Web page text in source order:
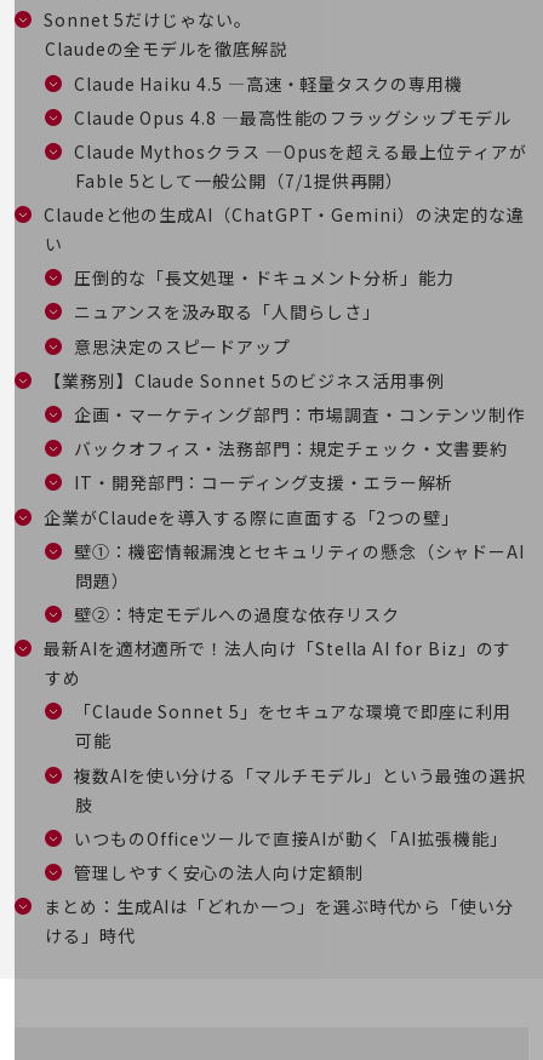
業種・業態で探すTOP
自治体
医療・介護
教育
モビリティ
製造・建設業
小売業
キーワードで探す
モバイルTOP
法人向けスマホ・携帯に関する、
おすすめの機種、料金やサービスをご紹介
製品
製品TOP
ビジネス向けスマートフォン
タフネススマートフォン
ドコモケータイ
5G対応ホームルーター
通信モジュール製品
衛星携帯電話
料金
料金TOP
Sonnet 5だけじゃない。
Claudeの全モデルを徹底解説
Claude Haiku 4.5 ―高速・軽量タスクの専用機
Claude Opus 4.8 ―最高性能のフラッグシップモデル
Claude Mythosクラス ―Opusを超える最上位ティアが
Fable 5として一般公開（7/1提供再開）
Claudeと他の生成AI（ChatGPT・Gemini）の決定的な違
い
圧倒的な「長文処理・ドキュメント分析」能力
ニュアンスを汲み取る「人間らしさ」
意思決定のスピードアップ
【業務別】Claude Sonnet 5のビジネス活用事例
企画・マーケティング部門：市場調査・コンテンツ制作
バックオフィス・法務部門：規定チェック・文書要約
IT・開発部門：コーディング支援・エラー解析
企業がClaudeを導入する際に直面する「2つの壁」
壁①：機密情報漏洩とセキュリティの懸念（シャドーAI
問題）
壁②：特定モデルへの過度な依存リスク
最新AIを適材適所で！法人向け「Stella AI for Biz」のす
すめ
「Claude Sonnet 5」をセキュアな環境で即座に利用
可能
複数AIを使い分ける「マルチモデル」という最強の選択
肢
いつものOfficeツールで直接AIが動く「AI拡張機能」
管理しやすく安心の法人向け定額制
まとめ：生成AIは「どれか一つ」を選ぶ時代から「使い分
ける」時代